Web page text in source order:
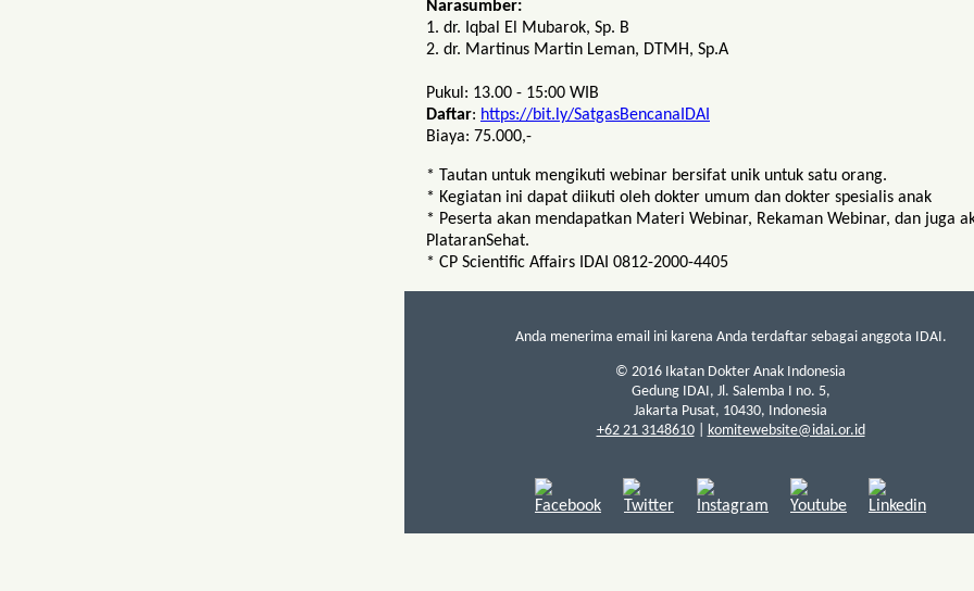
Narasumber:
1. dr. Iqbal El Mubarok, Sp. B
2.⁠ ⁠dr. Martinus Martin Leman, DTMH, Sp.A
Pukul: 13.00 - 15:00 WIB
Daftar: https://bit.ly/SatgasBencanaIDAI
Biaya: 75.000,-
* Tautan untuk mengikuti webinar bersifat unik untuk satu orang.
* Kegiatan ini dapat diikuti oleh dokter umum dan dokter spesialis anak
* Peserta akan mendapatkan Materi Webinar, Rekaman Webinar, dan juga
PlataranSehat.
* CP Scientific Affairs IDAI 0812-2000-4405
Anda menerima email ini karena Anda terdaftar sebagai anggota IDAI.
© 2016 Ikatan Dokter Anak Indonesia
Gedung IDAI, Jl. Salemba I no. 5,
Jakarta Pusat, 10430, Indonesia
+62 21 3148610| komitewebsite@idai.or.id